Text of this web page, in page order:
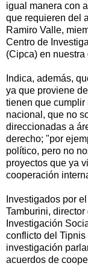
igual manera con
que requieren del
Ramiro Valle,
Centro de
(Cipca) en
Indica, además,
ya que proviene
tienen que
nacional, que no
direccionadas a
derecho; "por
político, pero no
proyectos que ya
cooperación
Investigados por
Tamburini,
Investigación
conflicto del
investigación
acuerdos de